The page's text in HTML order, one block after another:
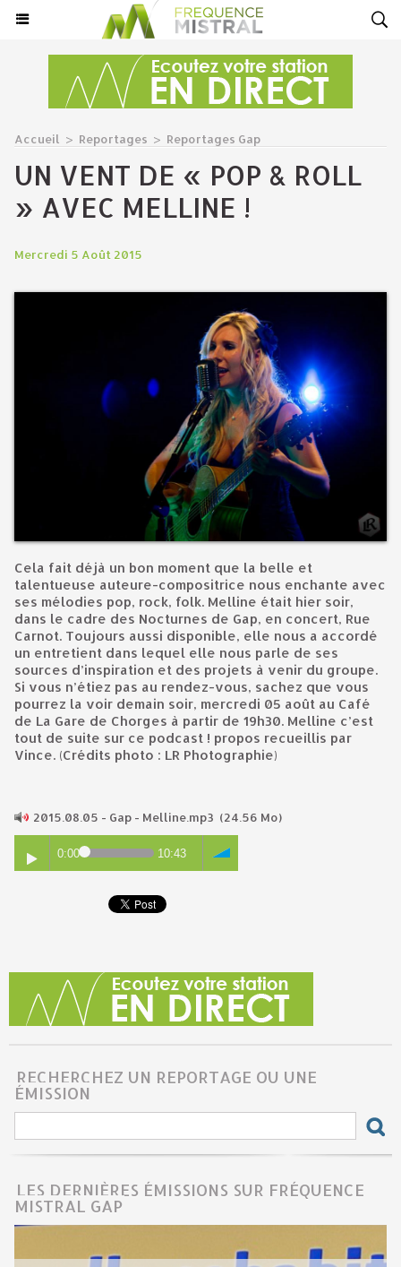
Accueil > Reportages > Reportages Gap
UN VENT DE « POP & ROLL
» AVEC MELLINE !
Mercredi 5 Août 2015
Cela fait déjà un bon moment que la belle et
talentueuse auteure-compositrice nous enchante avec
ses mélodies pop, rock, folk. Melline était hier soir,
dans le cadre des Nocturnes de Gap, en concert, Rue
Carnot. Toujours aussi disponible, elle nous a accordé
un entretient dans lequel elle nous parle de ses
sources d’inspiration et des projets à venir du groupe.
Si vous n’étiez pas au rendez-vous, sachez que vous
pourrez la voir demain soir, mercredi 05 août au Café
de La Gare de Chorges à partir de 19h30. Melline c’est
tout de suite sur ce podcast ! propos recueillis par
Vince. (Crédits photo : LR Photographie)
2015.08.05 - Gap - Melline.mp3 (24.56 Mo)
0:00 10:43
RECHERCHEZ UN REPORTAGE OU UNE
ÉMISSION
LES DERNIÈRES ÉMISSIONS SUR FRÉQUENCE
MISTRAL GAP